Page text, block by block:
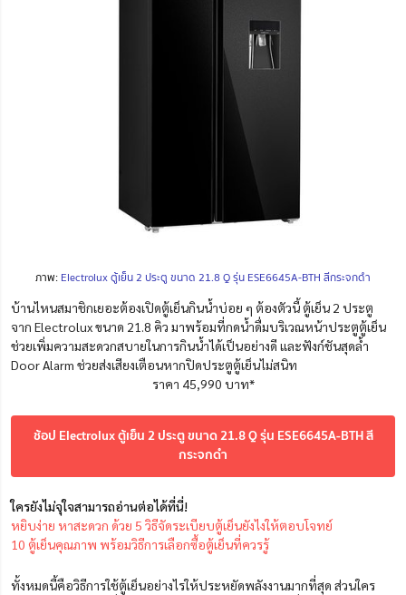
ภาพ: Electrolux ตู้เย็น 2 ประตู ขนาด 21.8 Q รุ่น ESE6645A-BTH สีกระจกดำ
บ้านไหนสมาชิกเยอะต้องเปิดตู้เย็นกินน้ำบ่อย ๆ ต้องตัวนี้ ตู้เย็น 2 ประตู
จาก Electrolux ขนาด 21.8 คิว มาพร้อมที่กดน้ำดื่มบริเวณหน้าประตูตู้เย็น
ช่วยเพิ่มความสะดวกสบายในการกินน้ำได้เป็นอย่างดี และฟังก์ชันสุดล้ำ
Door Alarm ช่วยส่งเสียงเตือนหากปิดประตูตู้เย็นไม่สนิท
ราคา 45,990 บาท*
ช้อป Electrolux ตู้เย็น 2 ประตู ขนาด 21.8 Q รุ่น ESE6645A-BTH สี
กระจกดำ
ใครยังไม่จุใจสามารถอ่านต่อได้ที่นี่!
หยิบง่าย หาสะดวก ด้วย 5 วิธีจัดระเบียบตู้เย็นยังไงให้ตอบโจทย์
10 ตู้เย็นคุณภาพ พร้อมวิธีการเลือกซื้อตู้เย็นที่ควรรู้
ทั้งหมดนี้คือวิธีการใช้ตู้เย็นอย่างไรให้ประหยัดพลังงานมากที่สุด ส่วนใคร